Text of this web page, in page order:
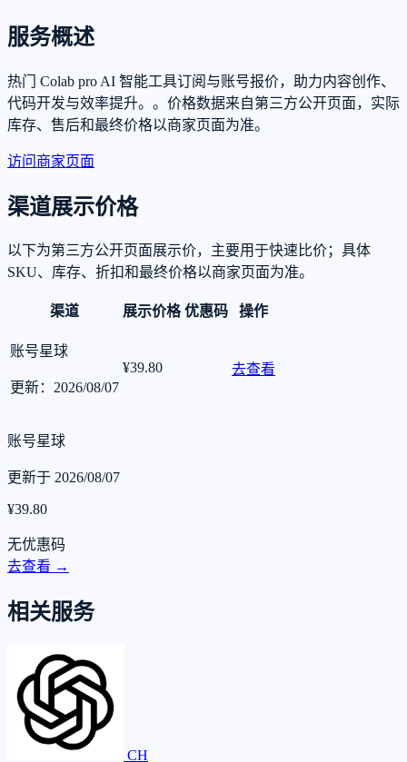
服务概述
热门 Colab pro AI 智能工具订阅与账号报价，助力内容创作、
代码开发与效率提升。。价格数据来自第三方公开页面，实际
库存、售后和最终价格以商家页面为准。
访问商家页面
渠道展示价格
以下为第三方公开页面展示价，主要用于快速比价；具体
SKU、库存、折扣和最终价格以商家页面为准。
渠道 展示价格 优惠码 操作
账号星球
更新：2026/08/07
¥39.80 去查看
账号星球
更新于 2026/08/07
¥39.80
无优惠码
去查看 →
相关服务
CH